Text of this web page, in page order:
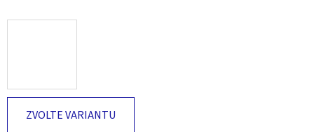
ZVOLTE VARIANTU